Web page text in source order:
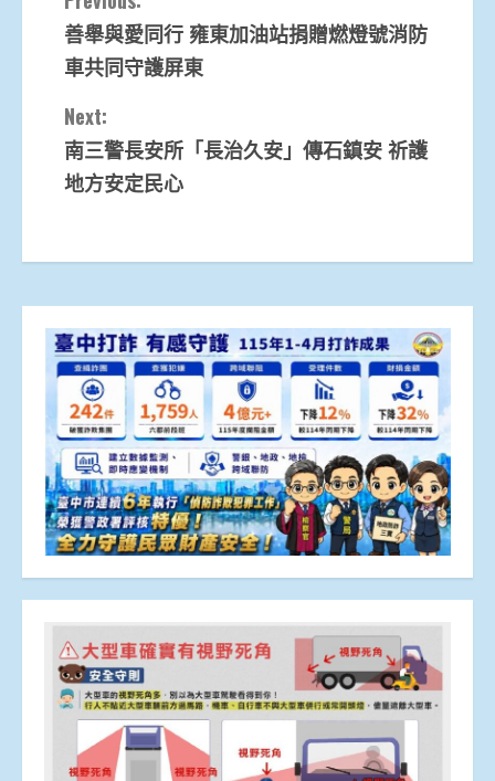
Reading
善舉與愛同行 雍東加油站捐贈燃燈號消防
車共同守護屏東
Next:
南三警長安所「長治久安」傳石鎮安 祈護
地方安定民心